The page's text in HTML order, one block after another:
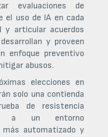
evaluaciones de
el uso de IA en cada
articular acuerdos
y proveen
enfoque preventivo
abusos.
elecciones en
solo una contienda
de resistencia
a un entorno
más automatizado y